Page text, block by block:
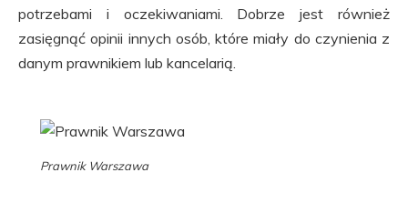
potrzebami i oczekiwaniami. Dobrze jest również
zasięgnąć opinii innych osób, które miały do czynienia z
danym prawnikiem lub kancelarią.
Prawnik Warszawa